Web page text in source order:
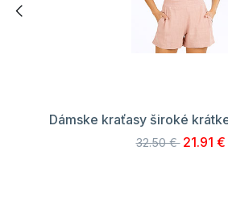
Dámske kraťasy široké
32.50 € 21.91 €